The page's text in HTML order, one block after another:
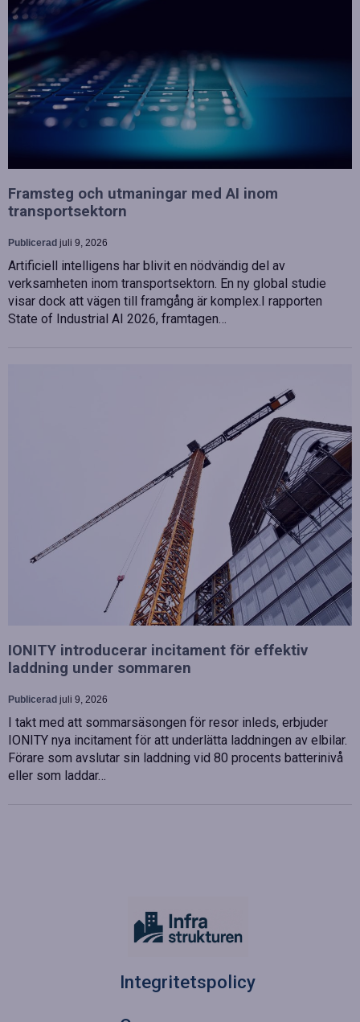
Framsteg och utmaningar med AI inom
transportsektorn
Publicerad juli 9, 2026
Artificiell intelligens har blivit en nödvändig del av
verksamheten inom transportsektorn. En ny global studie
visar dock att vägen till framgång är komplex.I rapporten
State of Industrial AI 2026, framtagen…
IONITY introducerar incitament för effektiv
laddning under sommaren
Publicerad juli 9, 2026
I takt med att sommarsäsongen för resor inleds, erbjuder
IONITY nya incitament för att underlätta laddningen av elbilar.
Förare som avslutar sin laddning vid 80 procents batterinivå
eller som laddar…
Integritetspolicy